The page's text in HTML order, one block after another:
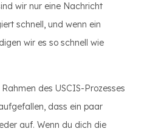
wir nur eine Nachricht
schnell, und wenn ein
wir es so schnell wie
des USCIS-Prozesses
dass ein paar
auf. Wenn du dich die